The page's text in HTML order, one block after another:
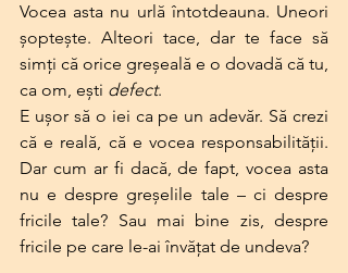
Vocea asta nu urlă întotdeauna. Uneori
șoptește. Alteori tace, dar te face să
simți că orice greșeală e o dovadă că tu,
ca om, ești defect.
E ușor să o iei ca pe un adevăr. Să crezi
că e reală, că e vocea responsabilității.
Dar cum ar fi dacă, de fapt, vocea asta
nu e despre greșelile tale – ci despre
fricile tale? Sau mai bine zis, despre
fricile pe care le-ai învățat de undeva?